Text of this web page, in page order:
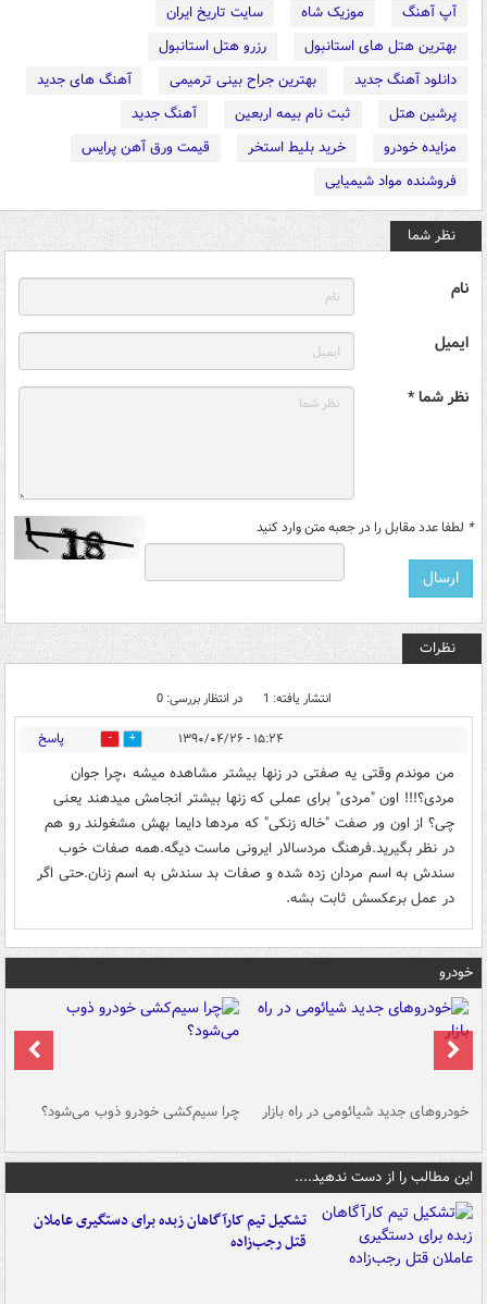
آپ آهنگ موزیک شاه
سایت تاریخ ایران
بهترین هتل های استانبول
رزرو هتل استانبول
دانلود آهنگ جدید
بهترین جراح بینی ترمیمی
آهنگ های جدید
پرشین هتل
ثبت نام بیمه اربعین
آهنگ جدید
مزایده خودرو
خرید بلیط استخر
قیمت ورق آهن پرایس
فروشنده مواد شیمیایی
نظر شما
نام
ایمیل
نظر شما *
* لطفا عدد مقابل را در جعبه متن وارد کنید
نظرات
انتشار یافته: 1 در انتظار بررسی: 0
۱۵:۲۴ - ۱۳۹۰/۰۴/۲۶ 0 پاسخ
من موندم وقتی یه صفتی در زنها بیشتر مشاهده میشه ،چرا جوان
مردی؟!!! اون "مردی" برای عملی که زنها بیشتر انجامش میدهند یعنی
چی؟ از اون ور صفت "خاله زنکی" که مردها دایما بهش مشغولند رو هم
در نظر بگیرید.فرهنگ مردسالار ایرونی ماست دیگه.همه صفات خوب
سندش به اسم مردان زده شده و صفات بد سندش به اسم زنان.حتی اگر
در عمل برعکسش ثابت بشه.
خودرو
خودروهای جدید شیائومی در راه بازار چرا سیم‌کشی خودرو ذوب می‌شود؟
این مطالب را از دست ندهید....
تشکیل تیم کارآگاهان زبده برای دستگیری عاملان
قتل رجب‌زاده